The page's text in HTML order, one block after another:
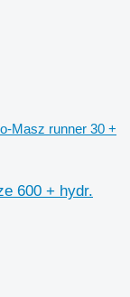
Masz runner 30 +
600 + hydr.